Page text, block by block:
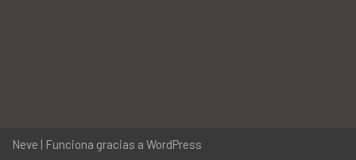
Neve | Funciona gracias a WordPress